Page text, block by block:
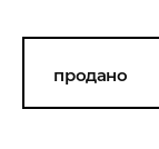
продано